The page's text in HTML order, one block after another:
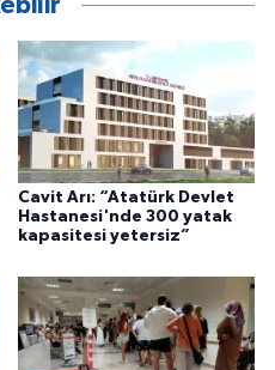
Cavit Arı: “Atatürk Devlet
Hastanesi'nde 300 yatak
kapasitesi yetersiz”